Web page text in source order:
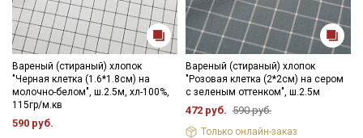
Вареный (стираный) хлопок
"Черная клетка (1.6*1.8см) на
молочно-белом", ш.2.5м, хл-100%,
115гр/м.кв
590 руб.
Вареный (стираный) хлопок
"Розовая клетка (2*2см) на сером
с зеленым оттенком", ш.2.5м
472 руб. 590 руб.
Только онлайн-заказ